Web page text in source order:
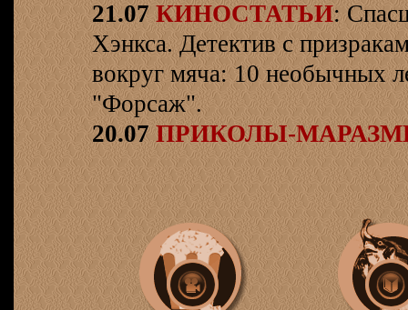
21.07 КИНОСТАТЬИ:
Хэнкса. Детектив с
вокруг мяча: 10 необычных
"Форсаж".
20.07 ПРИКОЛЫ-